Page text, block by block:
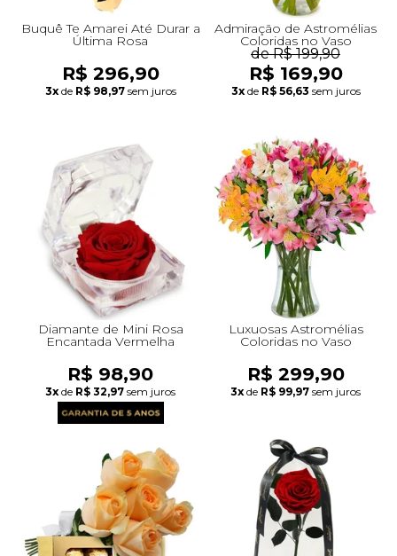
Buquê Te Amarei Até Durar a
Última Rosa
R$ 296,90
3x de R$ 98,97 sem juros
Admiração de Astromélias
Coloridas no Vaso
de R$ 199,90
R$ 169,90
3x de R$ 56,63 sem juros
Diamante de Mini Rosa
Encantada Vermelha
R$ 98,90
3x de R$ 32,97 sem juros
Luxuosas Astromélias
Coloridas no Vaso
R$ 299,90
3x de R$ 99,97 sem juros